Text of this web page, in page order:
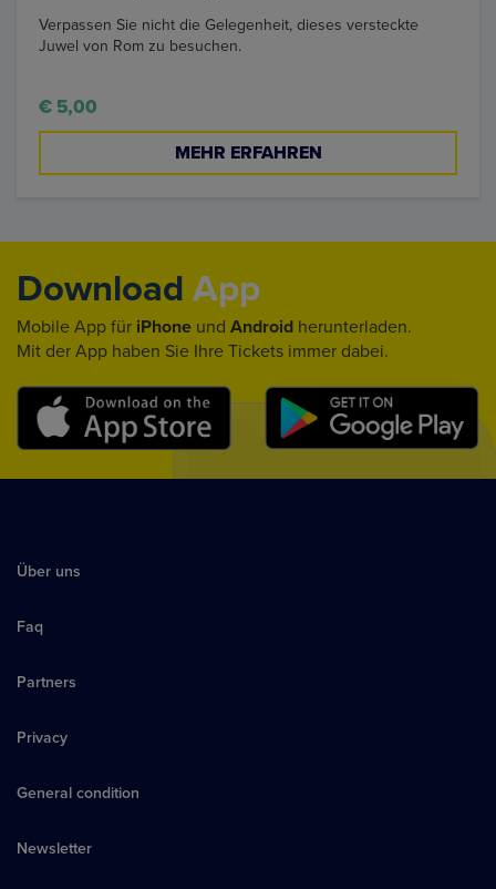
Verpassen Sie nicht die Gelegenheit, dieses versteckte
Juwel von Rom zu besuchen.
€ 5,00
MEHR ERFAHREN
Download App
Mobile App für iPhone und Android herunterladen.
Mit der App haben Sie Ihre Tickets immer dabei.
Über uns
Faq
Partners
Privacy
General condition
Newsletter